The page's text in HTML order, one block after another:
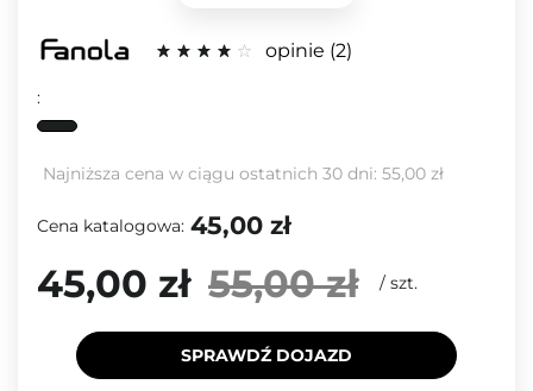
opinie 2
:
Najniższa cena w ciągu ostatnich 30 dni: 55,00 zł
Cena katalogowa: 45,00 zł
45,00 zł 55,00 zł / szt.
SPRAWDŹ DOJAZD